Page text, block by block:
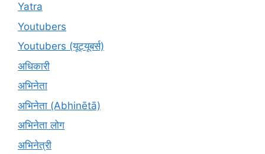
Yatra
Youtubers
Youtubers (यूट्यूबर्स)
अधिकारी
अभिनेता
अभिनेता (Abhinētā)
अभिनेता लोग
अभिनेत्री